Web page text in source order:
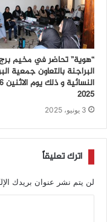
“هوية” تحاضر في مخيم
البراجنة بالتعاون جمعية
2025
3 يونيو، 2025
اترك تعليقاً
لن يتم نشر عنوان بريدك